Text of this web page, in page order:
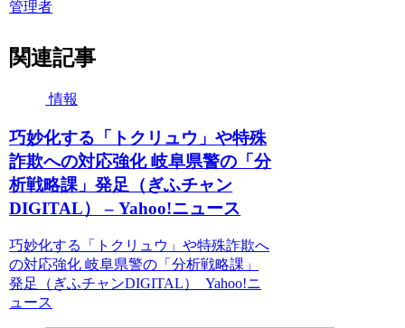
管理者
関連記事
情報
巧妙化する「トクリュウ」や特殊
詐欺への対応強化 岐阜県警の「分
析戦略課」発足（ぎふチャン
DIGITAL） – Yahoo!ニュース
巧妙化する「トクリュウ」や特殊詐欺へ
の対応強化 岐阜県警の「分析戦略課」
発足（ぎふチャンDIGITAL） Yahoo!ニ
ュース